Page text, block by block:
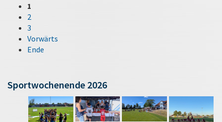
1
2
3
Vorwärts
Ende
Sportwochenende 2026